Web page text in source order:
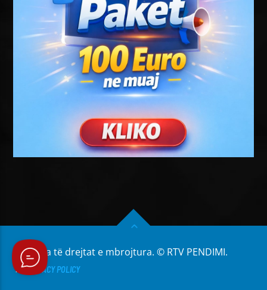
Të gjitha të drejtat e mbrojtura. © RTV PENDIMI.
PRIVACY POLICY